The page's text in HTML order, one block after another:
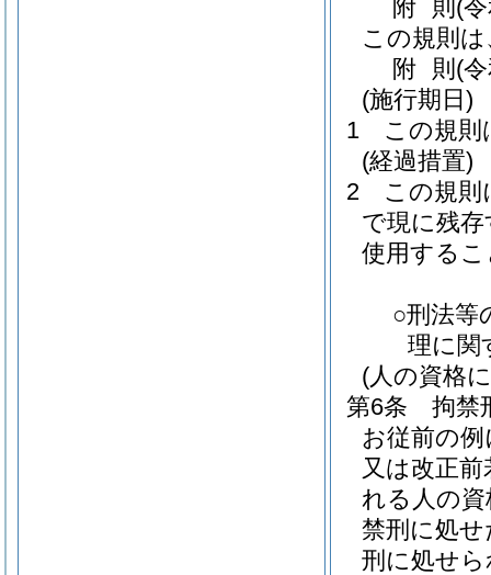
附 則 (
この規則
附 則 (
(施行期日)
1
この規則
(経過措置)
2
この規則
で現に残
使用する
○刑法等
理に関
(人の資格
第6条
拘禁
お従前の
又は改正
れる人の
禁刑に処
刑に処せ